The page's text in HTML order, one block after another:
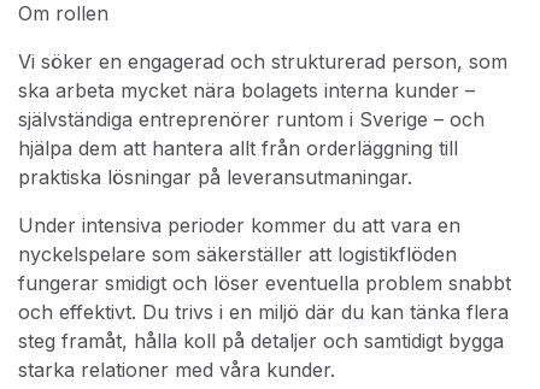
Om rollen
Vi söker en engagerad och strukturerad person, som
ska arbeta mycket nära bolagets interna kunder –
självständiga entreprenörer runtom i Sverige – och
hjälpa dem att hantera allt från orderläggning till
praktiska lösningar på leveransutmaningar.
Under intensiva perioder kommer du att vara en
nyckelspelare som säkerställer att logistikflöden
fungerar smidigt och löser eventuella problem snabbt
och effektivt. Du trivs i en miljö där du kan tänka flera
steg framåt, hålla koll på detaljer och samtidigt bygga
starka relationer med våra kunder.